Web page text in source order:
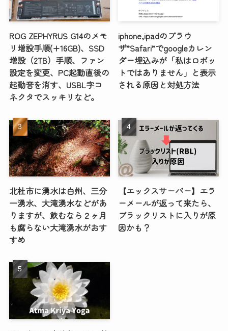
ROG ZEPHYRUS G14のメモ
リ増設手順(+16GB)、SSD
増設（2TB）手順、ファン
設定を変更、PC起動直後の
起動音を消す、USBL字コ
ネクタでスッキリなど。
iphone,ipadのブラウ
ザ”Safari”でgoogleカレン
ダー埋込みが「私はロボッ
トではありません」と表示
される原因と対処方法
北杜市に湧水は白州、三分
一湧水、大滝湧水などがあ
りますが、飲むなら２ヶ月
も腐らない大滝湧水がおす
すめ
【エックスサーバー】エラ
ーメールが返って来たら、
ブラックリストに入りが原
因かも？